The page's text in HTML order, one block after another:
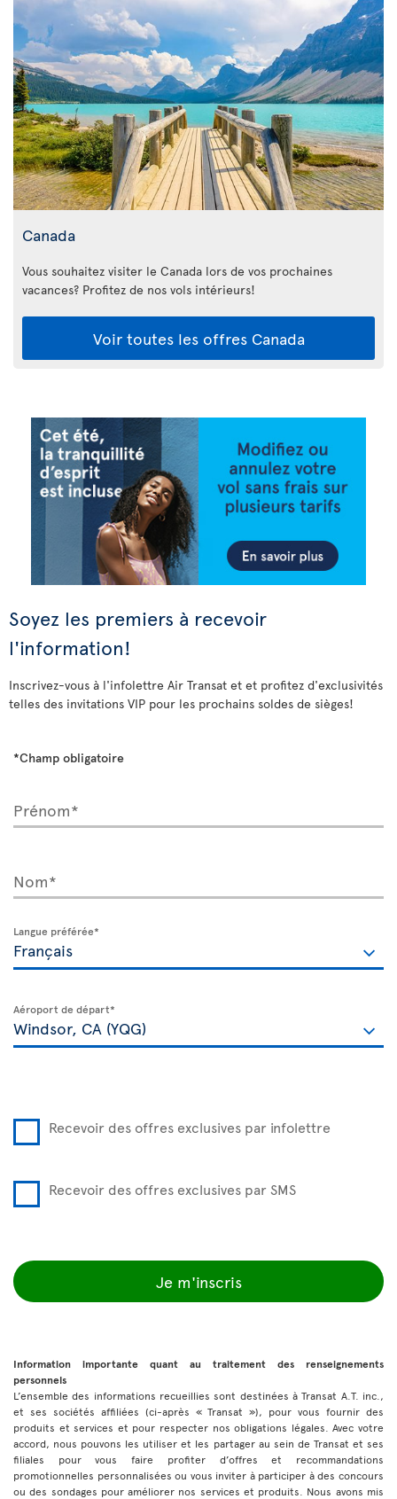
Canada
Vous souhaitez visiter le Canada lors de vos prochaines
vacances? Profitez de nos vols intérieurs!
Voir toutes les offres Canada
Soyez les premiers à recevoir
l'information!
Inscrivez-vous à l'infolettre Air Transat et et profitez d'exclusivités
telles des invitations VIP pour les prochains soldes de sièges!
*Champ obligatoire
Prénom*
Nom*
Langue préférée*
Aéroport de départ*
Recevoir des offres exclusives par infolettre
Recevoir des offres exclusives par SMS
Je m'inscris
Information importante quant au traitement des renseignements
personnels
L’ensemble des informations recueillies sont destinées à Transat A.T. inc.,
et ses sociétés affiliées (ci-après « Transat »), pour vous fournir des
produits et services et pour respecter nos obligations légales. Avec votre
accord, nous pouvons les utiliser et les partager au sein de Transat et ses
filiales pour vous faire profiter d’offres et recommandations
promotionnelles personnalisées ou vous inviter à participer à des concours
ou des sondages pour améliorer nos services et produits. Nous avons mis